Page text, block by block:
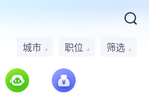
城市 职位 筛选